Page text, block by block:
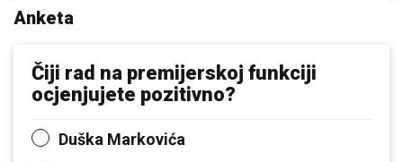
Anketa
Čiji rad na premijerskoj funkciji
ocjenjujete pozitivno?
Duška Markovića